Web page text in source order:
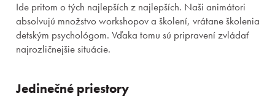
Ide pritom o tých najlepších z najlepších. Naši animátori
absolvujú množstvo workshopov a školení, vrátane školenia
detským psychológom. Vďaka tomu sú pripravení zvládať
najrozličnejšie situácie.
Jedinečné priestory